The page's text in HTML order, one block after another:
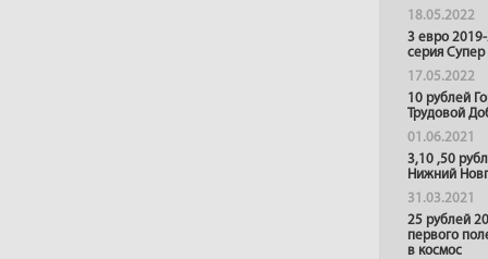
18.05.2022
3 евро
серия
17.05.2022
10 рублей
Трудовой
01.06.2021
3,10 ,50
Нижний
31.03.2021
25 рублей
первого
в космос